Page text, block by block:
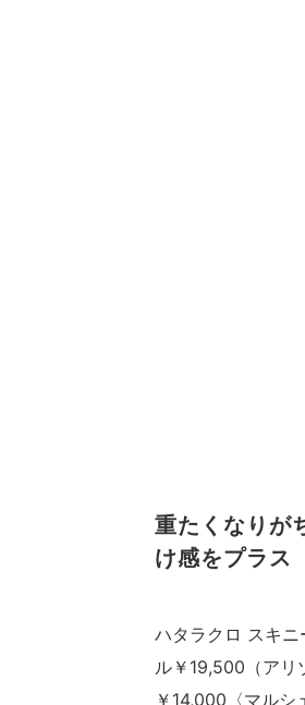
重たくなりが
け感をプラス
ハタラクロ スキ
ル￥19,500（アリ
￥14,000〈マル